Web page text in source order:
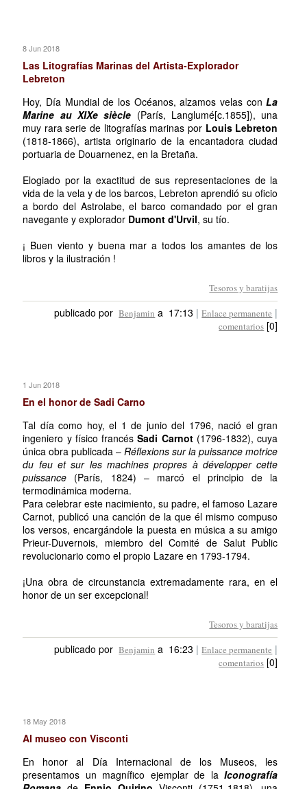
8 Jun 2018
Las Litografías Marinas del Artista-Explorador
Lebreton
Hoy, Día Mundial de los Océanos, alzamos velas conLa
Marine au XIXe siècle (París, Langlumé[c.1855]), una
muy rara serie de litografías marinas por Louis Lebreton
(1818-1866), artista originario de la encantadora ciudad
portuaria de Douarnenez, en la Bretaña.
Elogiado por la exactitud de sus representaciones de la
vida de la vela y de los barcos, Lebreton aprendió su oficio
a bordo del Astrolabe, el barco comandado por el gran
navegante y explorador Dumont d'Urvil, su tío.
¡ Buen viento y buena mar a todos los amantes de los
libros y la ilustración !
Tesoros y baratijas
publicado por Benjamin a 17:13 |Enlace permanente |
comentarios [0]
1 Jun 2018
En el honor de Sadi Carno
Tal día como hoy, el 1 de junio del 1796, nació el gran
ingeniero y físico francésSadi Carnot(1796-1832), cuya
única obra publicada –Réflexions sur la puissance motrice
du feu et sur les machines propres à développer cette
puissance (París, 1824) – marcó el principio de la
termodinámica moderna.
Para celebrar este nacimiento, su padre, el famoso Lazare
Carnot, publicó una canción de la que él mismo compuso
los versos, encargándole la puesta en música a su amigo
Prieur-Duvernois, miembro del Comité de Salut Public
revolucionario como el propio Lazare en 1793-1794.
¡Una obra de circunstancia extremadamente rara, en el
honor de un ser excepcional!
Tesoros y baratijas
publicado por Benjamin a 16:23 |Enlace permanente |
comentarios [0]
18 May 2018
Al museo con Visconti
En honor al Día Internacional de los Museos, les
presentamos un magnífico ejemplar de laIconografía